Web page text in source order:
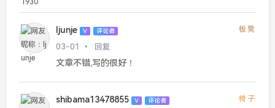
ljunje V 评论者 板凳
03-01 回复
文章不错,写的很好！
shibama13478855 V 评论者 椅子